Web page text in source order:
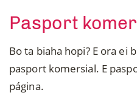
Pasport
Bo ta biaha hopi? E ora ei
pasport komersial. E
página.